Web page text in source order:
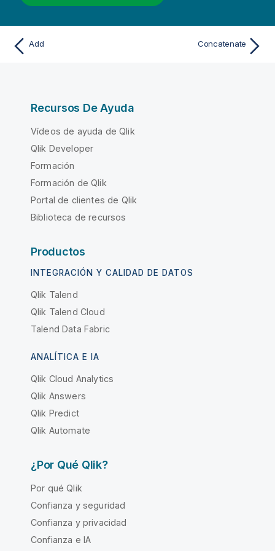
Add Concatenate
Recursos De Ayuda
Vídeos de ayuda de Qlik
Qlik Developer
Formación
Formación de Qlik
Portal de clientes de Qlik
Biblioteca de recursos
Productos
INTEGRACIÓN Y CALIDAD DE DATOS
Qlik Talend
Qlik Talend Cloud
Talend Data Fabric
ANALÍTICA E IA
Qlik Cloud Analytics
Qlik Answers
Qlik Predict
Qlik Automate
¿Por Qué Qlik?
Por qué Qlik
Confianza y seguridad
Confianza y privacidad
Confianza e IA